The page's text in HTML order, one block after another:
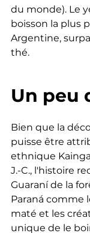
du monde). Le
boisson la plus
Argentine,
thé.
Un peu
Bien que la
puisse être
ethnique
J.-C., l'histoire
Guaraní de la
Paraná comme
maté et les
unique de le